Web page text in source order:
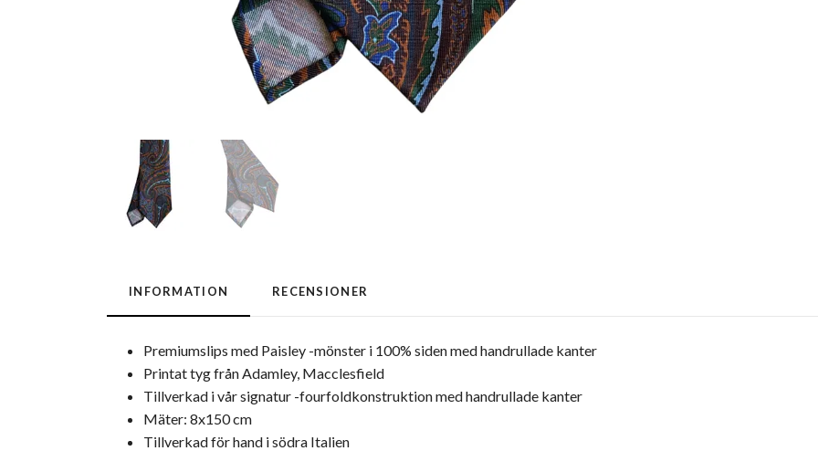
INFORMATION RECENSIONER
Premiumslips med Paisley -mönster i 100% siden med handrullade kanter
Printat tyg från Adamley, Macclesfield
Tillverkad i vår signatur -fourfoldkonstruktion med handrullade kanter
Mäter: 8x150 cm
Tillverkad för hand i södra Italien